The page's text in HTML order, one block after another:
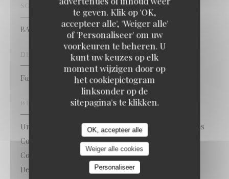
te geven. Klik op 'OK,
accepteer alle', 'Weiger alle'
of 'Personaliseer' om uw
voorkeuren te beheren. U
kunt uw keuzes op elk
moment wijzigen door op
het cookiepictogram
linksonder op de
sitepagina's te klikken.
OK, accepteer alle
Weiger alle cookies
Personaliseer
SOORT BEDRIJF
BAR RESTAURANT
DIENSTEN
Functie kamer te huren, Terras & tuin
BETAALMETHODEN
Union Pay, Apple Pay, Restaurant Ticket, Paiement Sans
ContactPaiement Sans Contact, restaurant van Titres,
Contant geld, Vakantiecheques, American Express,
Debetkaart